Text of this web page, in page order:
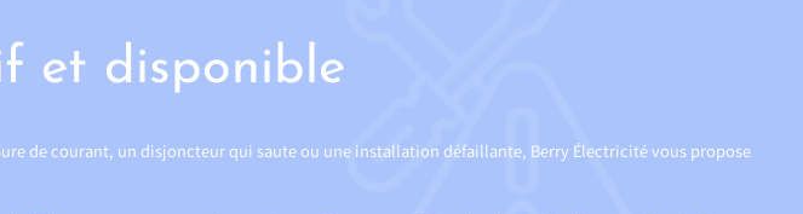
et disponible
de courant, un disjoncteur qui saute ou une installation défaillante, Berry Électricité vous propose